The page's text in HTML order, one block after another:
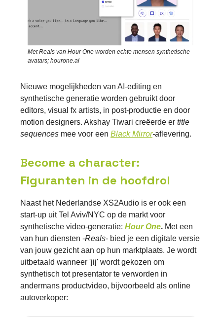
Met Reals van Hour One worden echte mensen synthetische
avatars; hourone.ai
Nieuwe mogelijkheden van AI-editing en
synthetische generatie worden gebruikt door
editors, visual fx artists, in post-productie en door
motion designers. Akshay Tiwari creëerde er title
sequences mee voor een Black Mirror-aflevering.
Become a character:
Figuranten in de hoofdrol
Naast het Nederlandse XS2Audio is er ook een
start-up uit Tel Aviv/NYC op de markt voor
synthetische video-generatie: Hour One. Met een
van hun diensten -Reals- bied je een digitale versie
van jouw gezicht aan op hun marktplaats. Je wordt
uitbetaald wanneer 'jij' wordt gekozen om
synthetisch tot presentator te verworden in
andermans productvideo, bijvoorbeeld als online
autoverkoper: